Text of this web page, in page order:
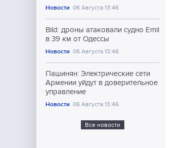
Новости 06 Августа 13:46
Bild: дроны атаковали судно Emil
в 39 км от Одессы
Новости 06 Августа 13:46
Пашинян: Электрические сети
Армении уйдут в доверительное
управление
Новости 06 Августа 13:46
Все новости